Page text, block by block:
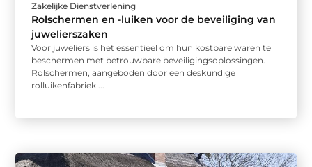
Zakelijke Dienstverlening
Rolschermen en -luiken voor de beveiliging van
juwelierszaken
Voor juweliers is het essentieel om hun kostbare waren te
beschermen met betrouwbare beveiligingsoplossingen.
Rolschermen, aangeboden door een deskundige
rolluikenfabriek ...